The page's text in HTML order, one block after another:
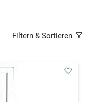
Filtern & Sortieren